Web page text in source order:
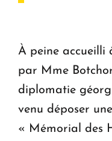
À peine accueilli
par Mme
diplomatie
venu déposer
« Mémorial des